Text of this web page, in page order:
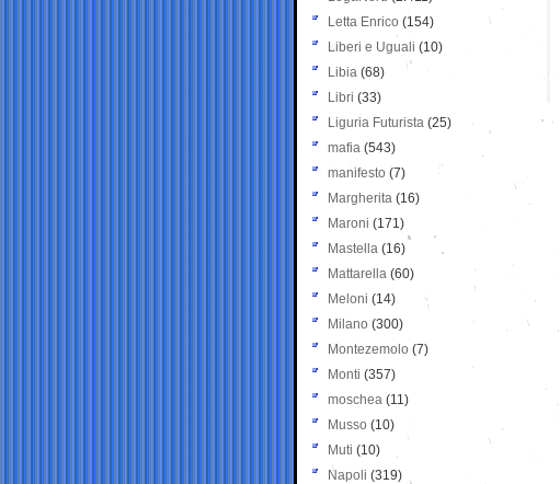
Letta Enrico (154)
Liberi e Uguali (10)
Libia (68)
Libri (33)
Liguria Futurista (25)
mafia (543)
manifesto (7)
Margherita (16)
Maroni (171)
Mastella (16)
Mattarella (60)
Meloni (14)
Milano (300)
Montezemolo (7)
Monti (357)
moschea (11)
Musso (10)
Muti (10)
Napoli (319)